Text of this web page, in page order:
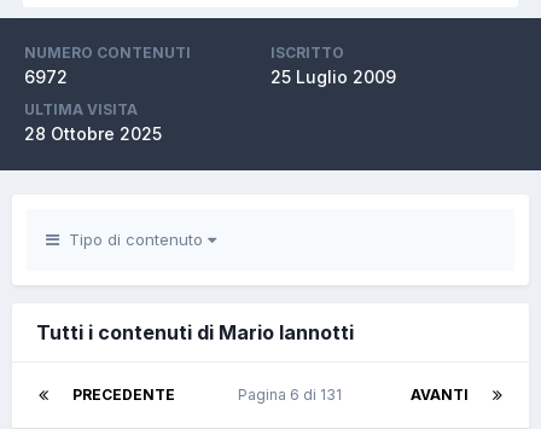
NUMERO CONTENUTI
6972
ISCRITTO
25 Luglio 2009
ULTIMA VISITA
28 Ottobre 2025
Tipo di contenuto
Tutti i contenuti di Mario Iannotti
PRECEDENTE AVANTI
Pagina 6 di 131